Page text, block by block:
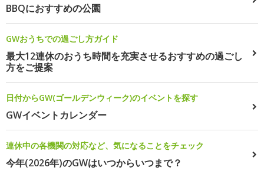
BBQにおすすめの公園
GWおうちでの過ごし方ガイド
最大12連休のおうち時間を充実させるおすすめの過ごし
方をご提案
日付からGW(ゴールデンウィーク)のイベントを探す
GWイベントカレンダー
連休中の各機関の対応など、気になることをチェック
今年(2026年)のGWはいつからいつまで？